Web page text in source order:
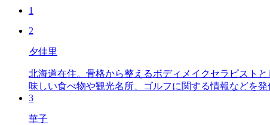
1
2
夕佳里
北海道在住。骨格から整えるボディメイクセラピスト
味しい食べ物や観光名所、ゴルフに関する情報などを発
3
華子